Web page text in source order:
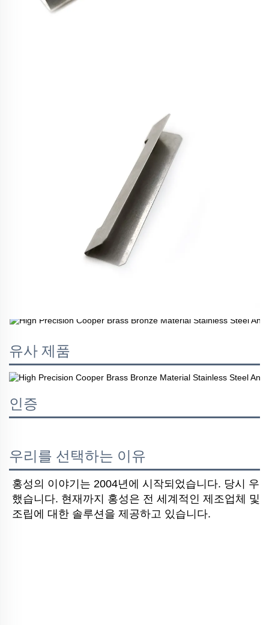
유사 제품
인증
우리를 선택하는 이유
홍성의 이야기는 2004년에 시작되었습니다. 당시 우
했습니다. 현재까지 홍성은 전 세계적인 제조업체 및
조립에 대한 솔루션을 제공하고 있습니다.